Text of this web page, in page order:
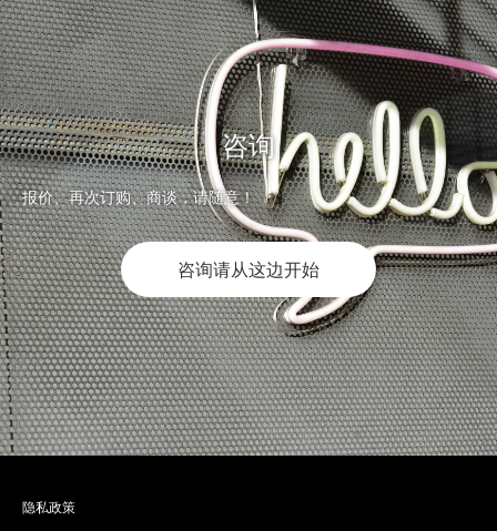
咨询
报价、再次订购、商谈，请随意！
咨询请从这边开始
隐私政策